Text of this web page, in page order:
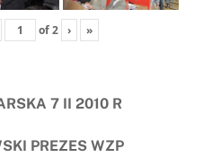
of2 › »
7 II 2010 R
PREZES WZP